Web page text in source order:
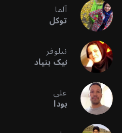
آلما
توکل
نیلوفر
نیک بنیاد
علی
بودا